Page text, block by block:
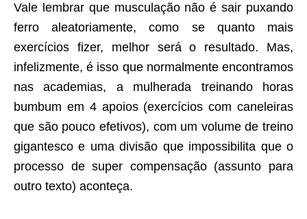
Vale lembrar que musculação não é sair puxando
ferro aleatoriamente, como se quanto mais
exercícios fizer, melhor será o resultado. Mas,
infelizmente, é isso que normalmente encontramos
nas academias, a mulherada treinando horas
bumbum em 4 apoios (exercícios com caneleiras
que são pouco efetivos), com um volume de treino
gigantesco e uma divisão que impossibilita que o
processo de super compensação (assunto para
outro texto) aconteça.